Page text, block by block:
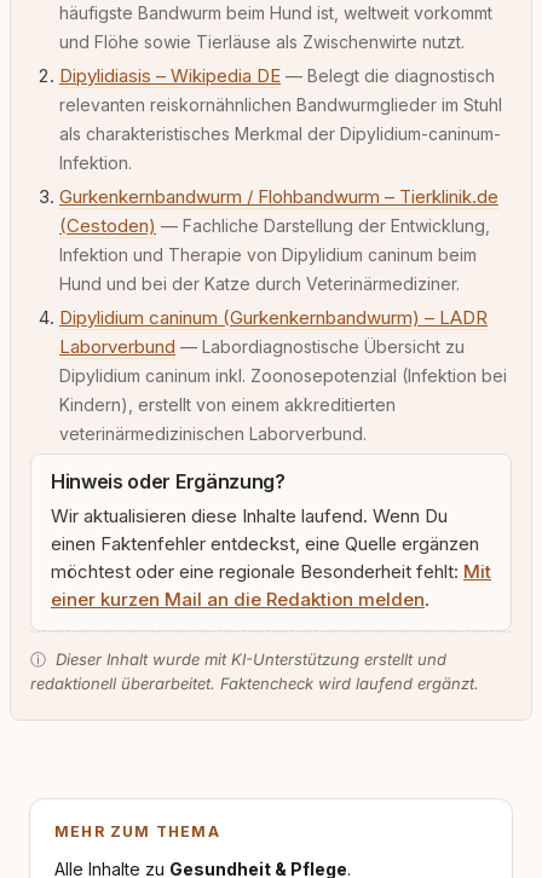
häufigste Bandwurm beim Hund ist, weltweit vorkommt
und Flöhe sowie Tierläuse als Zwischenwirte nutzt.
Dipylidiasis – Wikipedia DE — Belegt die diagnostisch
relevanten reiskornähnlichen Bandwurmglieder im Stuhl
als charakteristisches Merkmal der Dipylidium-caninum-
Infektion.
Gurkenkernbandwurm / Flohbandwurm – Tierklinik.de
(Cestoden) — Fachliche Darstellung der Entwicklung,
Infektion und Therapie von Dipylidium caninum beim
Hund und bei der Katze durch Veterinärmediziner.
Dipylidium caninum (Gurkenkernbandwurm) – LADR
Laborverbund — Labordiagnostische Übersicht zu
Dipylidium caninum inkl. Zoonosepotenzial (Infektion bei
Kindern), erstellt von einem akkreditierten
veterinärmedizinischen Laborverbund.
Hinweis oder Ergänzung?
Wir aktualisieren diese Inhalte laufend. Wenn Du
einen Faktenfehler entdeckst, eine Quelle ergänzen
möchtest oder eine regionale Besonderheit fehlt: Mit
einer kurzen Mail an die Redaktion melden.
ⓘ Dieser Inhalt wurde mit KI-Unterstützung erstellt und
redaktionell überarbeitet. Faktencheck wird laufend ergänzt.
MEHR ZUM THEMA
Alle Inhalte zu Gesundheit & Pflege.